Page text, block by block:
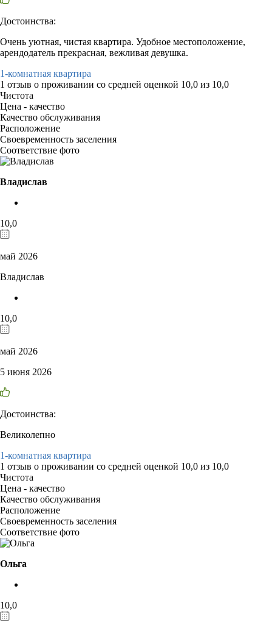
Достоинства:
Очень уютная, чистая квартира. Удобное местоположение,
арендодатель прекрасная, вежливая девушка.
1-комнатная квартира
1 отзыв о проживании со средней оценкой 10,0 из 10,0
Чистота
Цена - качество
Качество обслуживания
Расположение
Своевременность заселения
Соответствие фото
Владислав
10,0
май 2026
Владислав
10,0
май 2026
5 июня 2026
Достоинства:
Великолепно
1-комнатная квартира
1 отзыв о проживании со средней оценкой 10,0 из 10,0
Чистота
Цена - качество
Качество обслуживания
Расположение
Своевременность заселения
Соответствие фото
Ольга
10,0